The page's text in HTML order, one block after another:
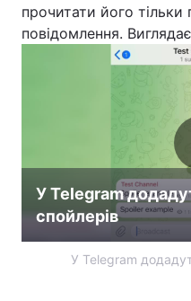
Зброя
Лонгріди
Відео з Youtube
Інтерв'ю
прочитати його тільки
повідомлення.
У Telegram
спойлерів
У Telegram